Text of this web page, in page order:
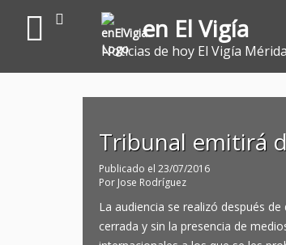
en El Vigía
Noticias de hoy El Vigía
Tribunal emitirá
Publicado el 23/07/2016
Por Jose Rodríguez
La audiencia se realizó después
cerrada y sin la presencia de